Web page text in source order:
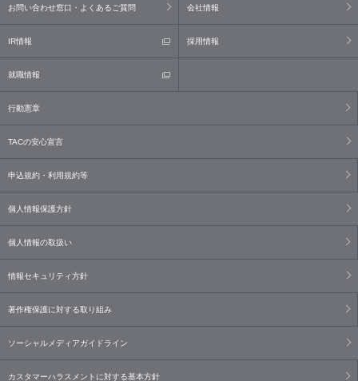
お問い合わせ窓口・よくあるご質問 会社情報
IR情報 採用情報
就職情報
行動憲章
TACの安心宣言
申込規約・利用規約等
個人情報保護方針
個人情報の取扱い
情報セキュリティ方針
著作権保護に対する取り組み
ソーシャルメディアガイドライン
カスタマーハラスメントに対する基本方針